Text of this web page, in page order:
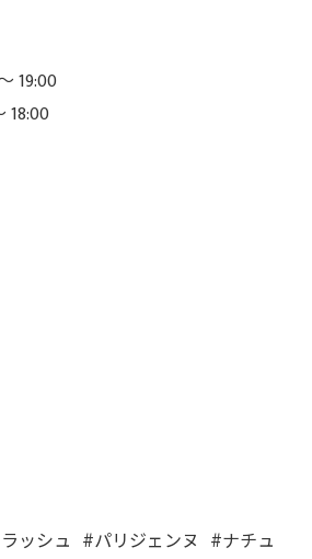
19:00
18:00
ッシュ #パリジェンヌ #ナチュ